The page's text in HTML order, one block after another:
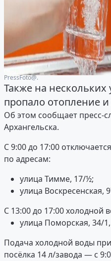
PressFoto@.
Также на нескольких
пропало отопление и
Об этом сообщает пресс-
Архангельска.
С 9:00 до 17:00
по адресам:
улица Тимме, 17/½;
улица Воскресенская,
С 13:00 до 17:00 холодной
улица Поморская, 34/1,
Подача холодной воды
посёлка 14 л/завода — с